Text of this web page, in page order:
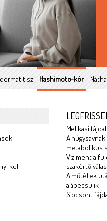
Hashimoto-kór Nátha
kell
Mellkasi
A
metabolikus
Víz ment a
szakértő
A műtétek
alábecsülik
Sípcsont